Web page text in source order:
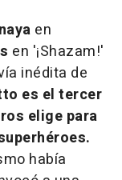
en
en '¡Shazam!'
inédita de
es el tercer
elige para
había